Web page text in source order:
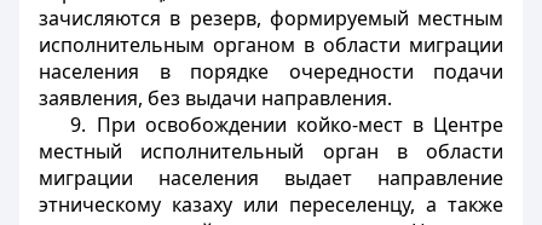
зачисляются в резерв, формируемый местным
исполнительным органом в области миграции
населения в порядке очередности подачи
заявления, без выдачи направления.
9. При освобождении койко-мест в Центре
местный исполнительный орган в области
миграции населения выдает направление
этническому казаху или переселенцу, а также